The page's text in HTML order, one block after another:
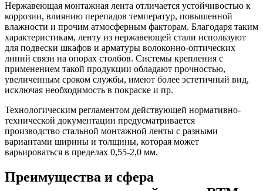
Нержавеющая монтажная лента отличается устойчивостью к
коррозии, влиянию перепадов температур, повышенной
влажности и прочим атмосферным факторам. Благодаря таким
характеристикам, ленту из нержавеющей стали используют
для подвески шкафов и арматуры волоконно-оптических
линий связи на опорах столбов. Системы крепления с
применением такой продукции обладают прочностью,
увеличенным сроком службы, имеют более эстетичный вид,
исключая необходимость в покраске и пр.
Технологическим регламентом действующей нормативно-
технической документации предусматривается
производство стальной монтажной ленты с разными
вариантами ширины и толщины, которая может
варьироваться в пределах 0,55-2,0 мм.
Преимущества и сфера